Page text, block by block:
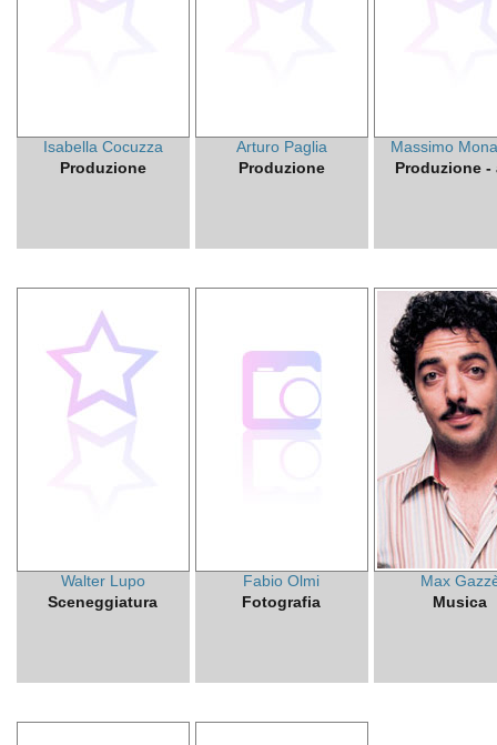
Isabella Cocuzza
Produzione
Arturo Paglia
Produzione
Massimo
Produzione -
Walter Lupo
Sceneggiatura
Fabio Olmi
Fotografia
Max
Musica